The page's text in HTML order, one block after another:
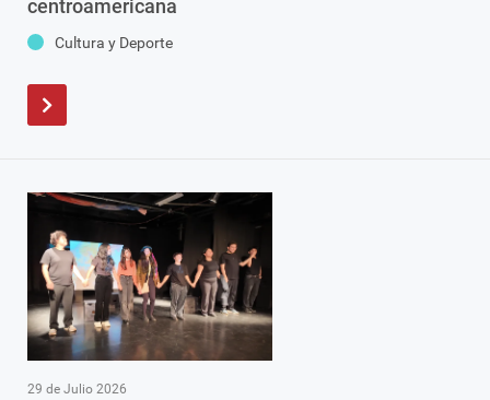
centroamericana
Cultura y Deporte
29 de Julio 2026